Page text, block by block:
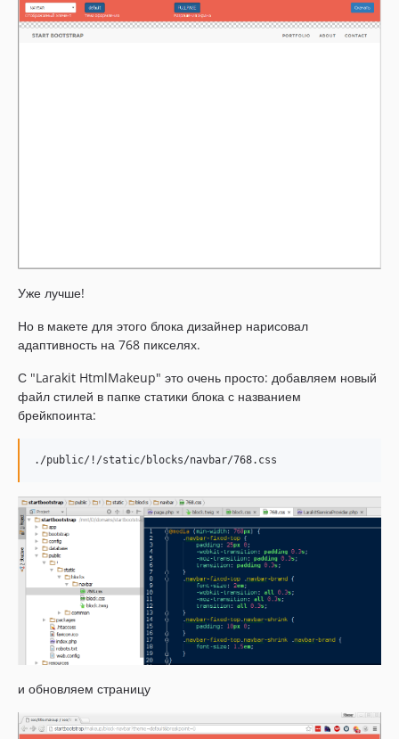
Уже лучше!
Но в макете для этого блока дизайнер нарисовал
адаптивность на 768 пикселях.
С "Larakit HtmlMakeup" это очень просто: добавляем новый
файл стилей в папке статики блока с названием
брейкпоинта:
и обновляем страницу